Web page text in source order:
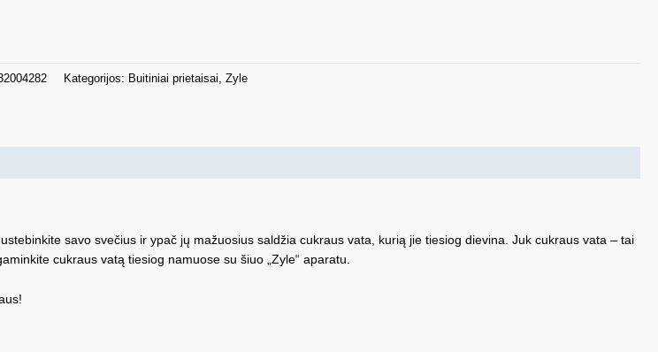
Kategorijos: Buitiniai prietaisai,Zyle
savo svečius ir ypač jų mažuosius saldžia cukraus vata, kurią jie tiesiog dievina. Juk cukraus vata – tai
cukraus vatą tiesiog namuose su šiuo „Zyle“ aparatu.